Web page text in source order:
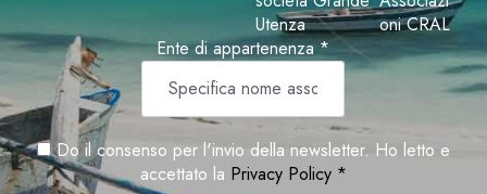
Utenza
oni CRAL
Ente di appartenenza *
Do il consenso per l'invio della newsletter. Ho letto e
accettato la Privacy Policy *